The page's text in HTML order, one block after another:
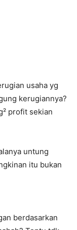
usaha yg
kerugiannya?
profit sekian
untung
itu bukan
berdasarkan